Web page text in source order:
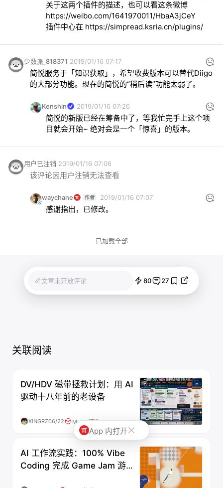
https://weibo.com/1641970011/HbaA3jCeY
插件中心在 https://simpread.ksria.cn/plugins/
少数派_818371 2019/01/16 07:17
简悦服务于「知识获取」，希望收费版本可以替代Diigo
的大部分功能。现在的简悦的“稍后读”功能太弱了。
Kenshin 2019/01/16 07:26
简悦的新版已经在筹备中了，等我忙完手上这个项
目就会开始~ 绝对会是一个「惊喜」的版本。
用户已注销 2019/01/16 07:06
该评论因用户注销无法查看
waychane 2019/01/16 07:07
感谢指出，已修改。
已加载全部
文章未开放评论 80 27
关联阅读
DV/HDV 磁带拯救计划：用 AI
驱动十八年前的老设备
XiNGRZ06/22 Matrix精选
AI 工作流实践：100% Vibe
Coding 完成 Game Jam 游戏
App 内打开